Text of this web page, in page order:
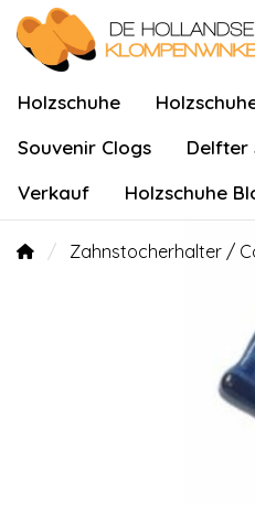
Holzschuhe
Souvenir Clogs
Delfter
Verkauf
Holzschuhe
Zahnstocherhalter /